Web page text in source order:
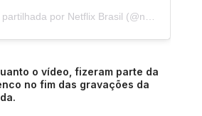
por Netflix Brasil (@netflixbrasil) a
o vídeo, fizeram parte da
no fim das gravações da